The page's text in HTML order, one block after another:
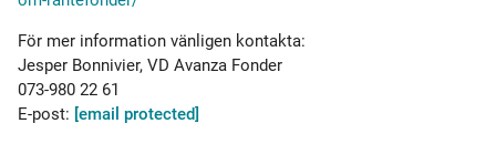
För mer information vänligen kontakta:
Jesper Bonnivier, VD Avanza Fonder
073-980 22 61
E-post: [email protected]